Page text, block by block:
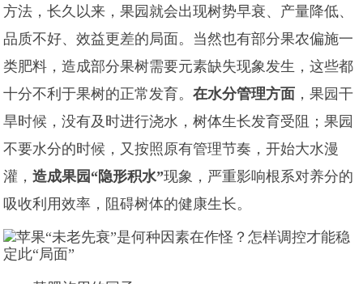
方法，长久以来，果园就会出现树势早衰、产量降低、
品质不好、效益更差的局面。当然也有部分果农偏施一
类肥料，造成部分果树需要元素缺失现象发生，这些都
十分不利于果树的正常发育。在水分管理方面 ，果园干
旱时候，没有及时进行浇水，树体生长发育受阻；果园
不要水分的时候，又按照原有管理节奏，开始大水漫
灌，造成果园“隐形积水”现象，严重影响根系对养分的
吸收利用效率，阻碍树体的健康生长。